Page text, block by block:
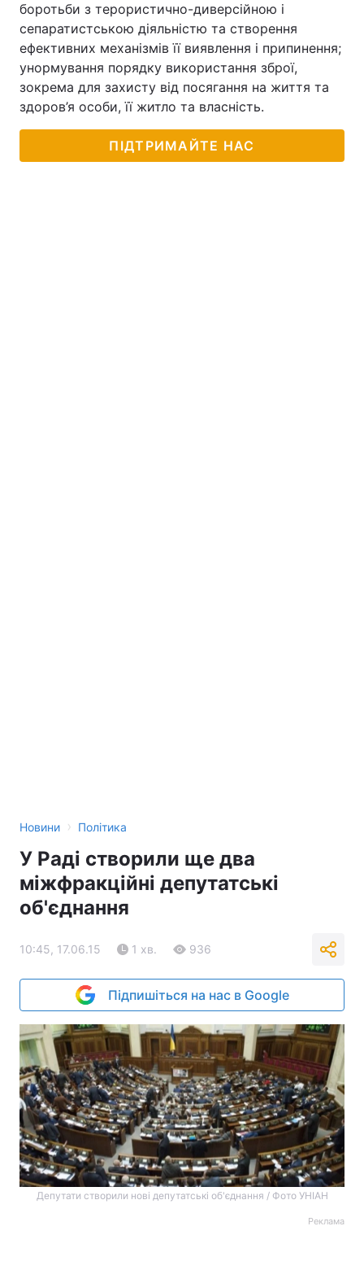
боротьби з терористично-диверсійною і
сепаратистською діяльністю та створення
ефективних механізмів її виявлення і припинення;
унормування порядку використання зброї,
зокрема для захисту від посягання на життя та
здоров’я особи, її житло та власність.
ПІДТРИМАЙТЕ НАС
Новини › Політика
У Раді створили ще два
міжфракційні депутатські
об'єднання
10:45, 17.06.15 1 хв. 936
Підпишіться на нас в Google
Депутати створили нові депутатські об'єднання / Фото УНІАН
Реклама